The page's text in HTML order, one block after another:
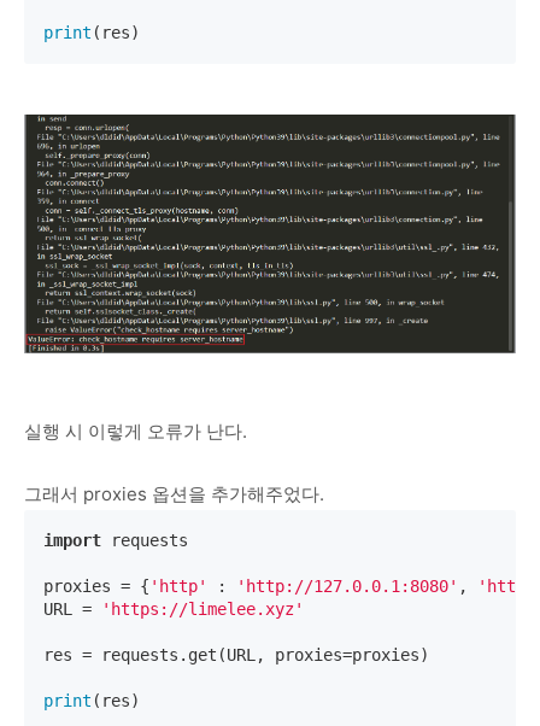
print (res)
실행 시 이렇게 오류가 난다.
그래서 proxies 옵션을 추가해주었다.
import requests
proxies = { 'http' : 'http://127.0.0.1:8080' ,
URL =
'https://limelee.xyz'
res = requests.get(URL, proxies=proxies)
print (res)